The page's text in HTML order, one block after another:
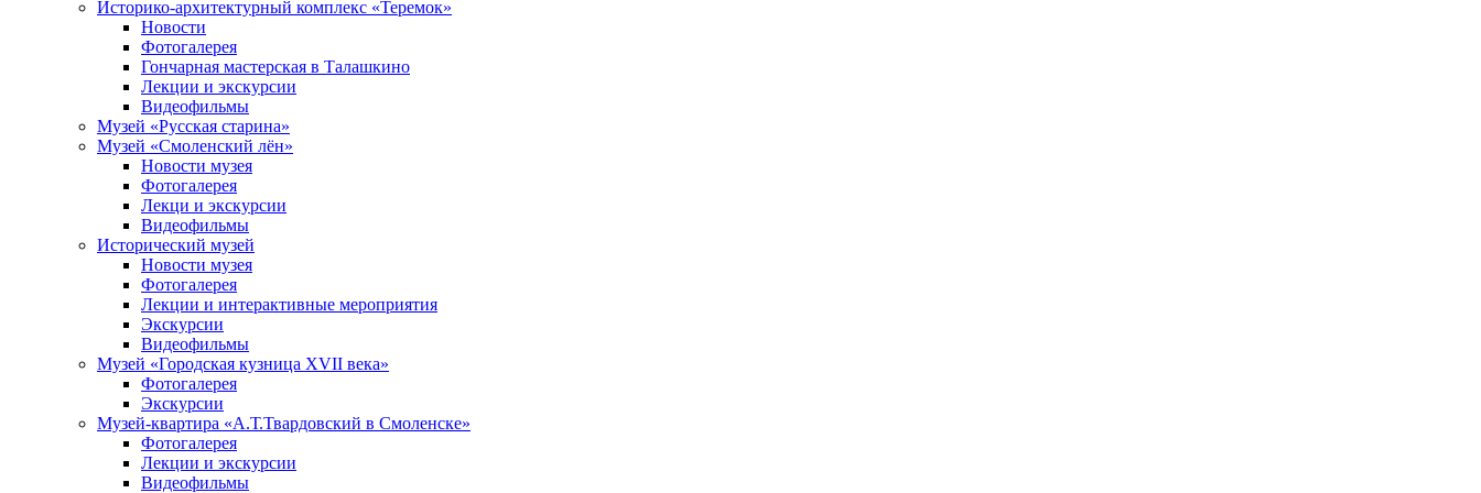
Историко-архитектурный комплекс «Теремок»
Новости
Фотогалерея
Гончарная мастерская в Талашкино
Лекции и экскурсии
Видеофильмы
Музей «Русская старина»
Музей «Смоленский лён»
Новости музея
Фотогалерея
Лекци и экскурсии
Видеофильмы
Исторический музей
Новости музея
Фотогалерея
Лекции и интерактивные мероприятия
Экскурсии
Видеофильмы
Музей «Городская кузница XVII века»
Фотогалерея
Экскурсии
Музей-квартира «А.Т.Твардовский в Смоленске»
Фотогалерея
Лекции и экскурсии
Видеофильмы